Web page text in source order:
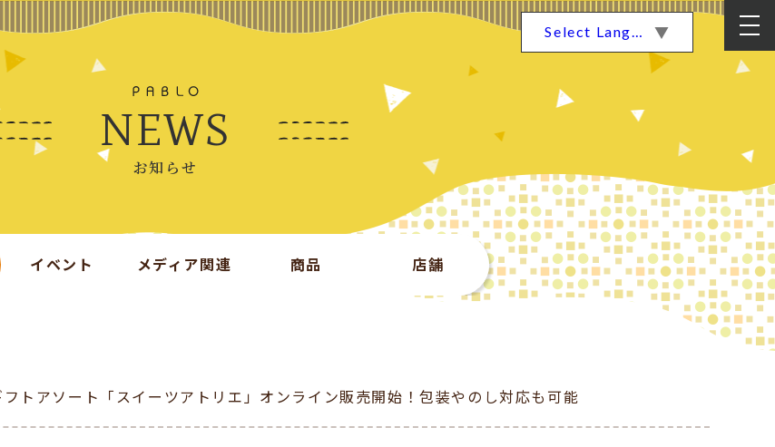
▼
NEWS
お知らせ
イベント メディア関連 商品 店舗
トアソート「スイーツアトリエ」オンライン販売開始！包装やのし対応も可能